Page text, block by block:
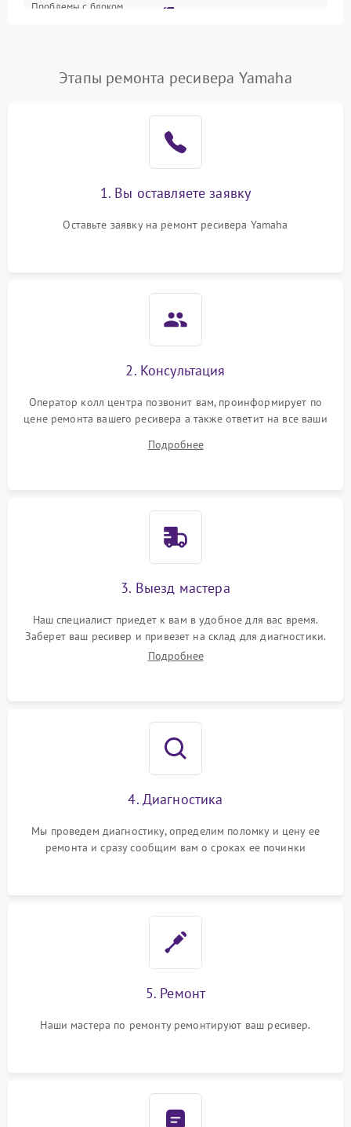
Проблемы с блоком
Этапы ремонта ресивера Yamaha
1. Вы оставляете заявку
Оставьте заявку на ремонт ресивера Yamaha
2. Консультация
Оператор колл центра позвонит вам, проинформирует по
цене ремонта вашего ресивера а также ответит на все ваши
Подробнее
3. Выезд мастера
Наш специалист приедет к вам в удобное для вас время.
Заберет ваш ресивер и привезет на склад для диагностики.
Подробнее
4. Диагностика
Мы проведем диагностику, определим поломку и цену ее
ремонта и сразу сообщим вам о сроках ее починки
5. Ремонт
Наши мастера по ремонту ремонтируют ваш ресивер.